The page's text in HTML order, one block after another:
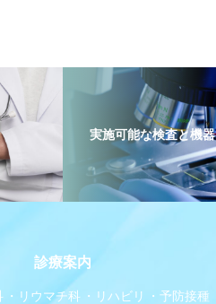
実施可能な検査と機器
診療案内
リウマチ科 リハビリ 予防接種